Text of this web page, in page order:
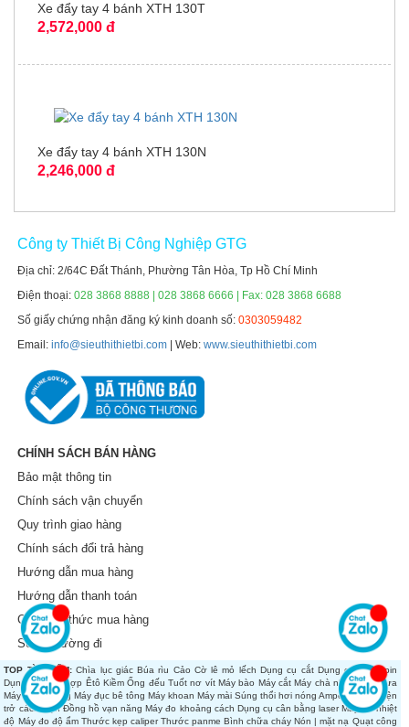
Xe đẩy tay 4 bánh XTH 130T
2,572,000 đ
Xe đẩy tay 4 bánh XTH 130N
2,246,000 đ
Công ty Thiết Bị Công Nghiệp GTG
Địa chỉ: 2/64C Đất Thánh, Phường Tân Hòa, Tp Hồ Chí Minh
Điện thoại:028 3868 8888 | 028 3868 6666 | Fax: 028 3868 6688
Số giấy chứng nhận đăng ký kinh doanh số:0303059482
Email:info@sieuthithietbi.com | Web:www.sieuthithietbi.com
CHÍNH SÁCH BÁN HÀNG
Bảo mật thông tin
Chính sách vận chuyển
Quy trình giao hàng
Chính sách đổi trả hàng
Hướng dẫn mua hàng
Hướng dẫn thanh toán
Các hình thức mua hàng
Sơ đồ đường đi
TOP TÌM KIẾM:Chìa lục giác Búa rìu Cảo Cờ lê mỏ lếch Dụng cụ cắt Dụng cụ dùng pin
Dụng cụ tổng hợp Êtô Kiềm Ống đếu Tuốt nơ vít Máy bào Máy cắt Máy chà nhám Máy cưa
Máy đánh bóng Máy đục bê tông Máy khoan Máy mài Súng thổi hơi nóng Ampe kìm Đo điện
trở cách điện Đồng hồ vạn năng Máy đo khoảng cách Dụng cụ cân bằng laser Máy đo nhiệt
độ Máy đo độ ẩm Thước kẹp caliper Thước panme Bình chữa cháy Nón | mặt nạ Quạt công